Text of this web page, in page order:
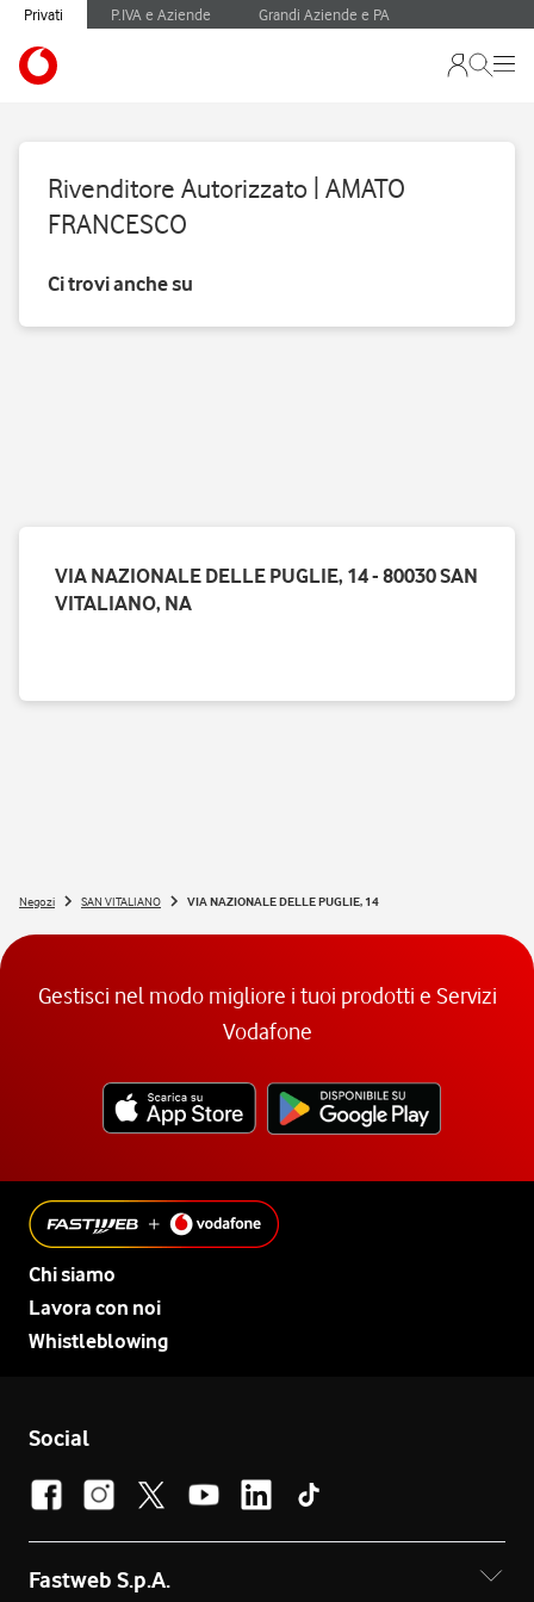
Privati P.IVA e Aziende Grandi Aziende e PA
Rivenditore Autorizzato | AMATO
FRANCESCO
Ci trovi anche su
VIA NAZIONALE DELLE PUGLIE, 14 - 80030 SAN
VITALIANO, NA
Negozi SAN VITALIANO VIA NAZIONALE DELLE PUGLIE, 14
Gestisci nel modo migliore i tuoi prodotti e Servizi
Vodafone
Chi siamo
Lavora con noi
Whistleblowing
Social
Fastweb S.p.A.